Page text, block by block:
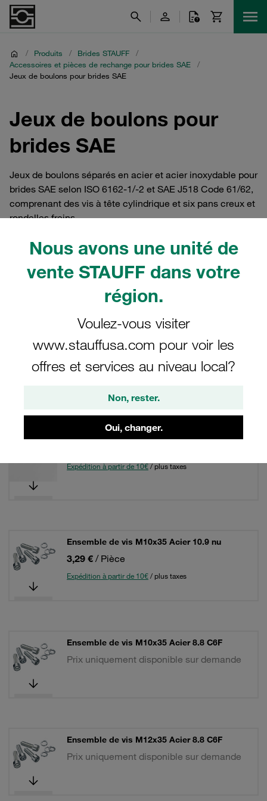
Nous avons une unité de
vente STAUFF dans votre
région.
Voulez-vous visiter
www.stauffusa.com pour voir les
offres et services au niveau local?
Non, rester.
Oui, changer.
/ Produits / Brides STAUFF
/
Accessoires et pièces de rechange pour brides SAE
/
Jeux de boulons pour brides SAE
Jeux de boulons pour
brides SAE
Jeux de boulons séparés en acier et acier inoxydable pour
brides SAE selon ISO 6162-1/-2 et SAE J518 Code 61/62,
comprenant des vis à tête cylindrique et six pans creux et
rondelles freins.
Filtre / Tri
20 Résultats
Expédition à partir de 10€/ plus taxes
Ensemble de vis M10x35 Acier 10.9 nu
3,29 € / Pièce
Expédition à partir de 10€/ plus taxes
Ensemble de vis M10x35 Acier 8.8 C6F
Prix uniquement disponible sur demande
Ensemble de vis M12x35 Acier 8.8 C6F
Prix uniquement disponible sur demande